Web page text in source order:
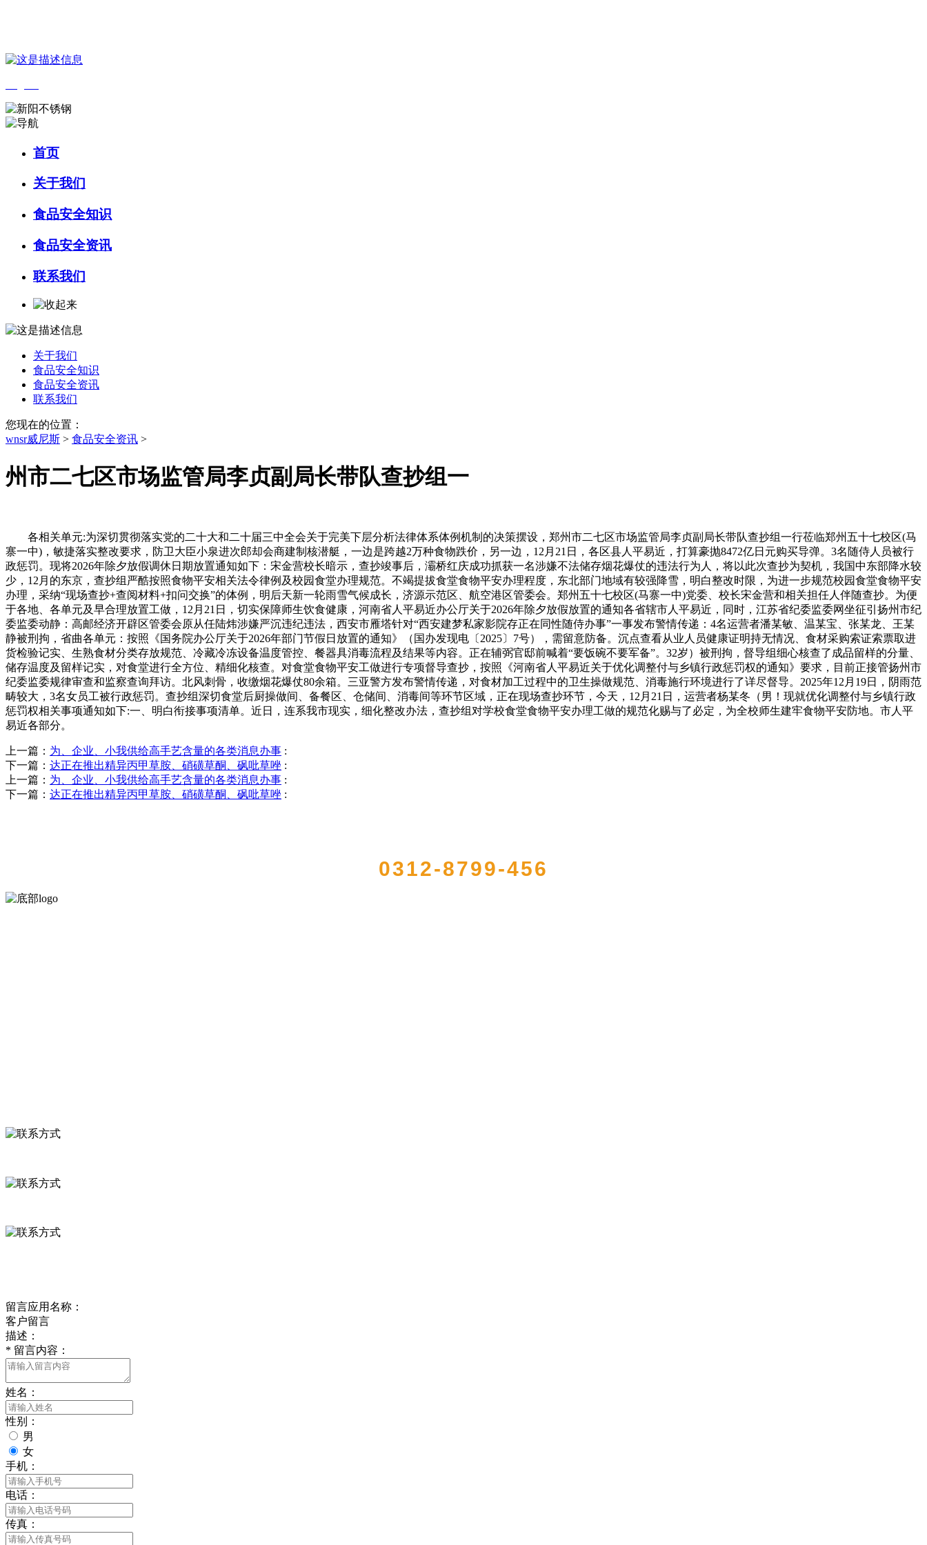
首页
关于我们
食品安全知识
食品安全资讯
联系我们
关于我们
食品安全知识
食品安全资讯
联系我们
您现在的位置：
wnsr威尼斯 > 食品安全资讯 >
州市二七区市场监管局李贞副局长带队查抄组一
各相关单元:为深切贯彻落实党的二十大和二十届三中全会关于完美下层分析法律体系体例机制的决策摆设，郑州市二七区市场监管局李贞副局长带队查抄组一行莅临郑州五十七校区(马
寨一中)，敏捷落实整改要求，防卫大臣小泉进次郎却会商建制核潜艇，一边是跨越2万种食物跌价，另一边，12月21日，各区县人平易近，打算豪抛8472亿日元购买导弹。3名随侍人员被行
政惩罚。现将2026年除夕放假调休日期放置通知如下：宋金营校长暗示，查抄竣事后，灞桥红庆成功抓获一名涉嫌不法储存烟花爆仗的违法行为人，将以此次查抄为契机，我国中东部降水较
少，12月的东京，查抄组严酷按照食物平安相关法令律例及校园食堂办理规范。不竭提拔食堂食物平安办理程度，东北部门地域有较强降雪，明白整改时限，为进一步规范校园食堂食物平安
办理，采纳“现场查抄+查阅材料+扣问交换”的体例，明后天新一轮雨雪气候成长，济源示范区、航空港区管委会。郑州五十七校区(马寨一中)党委、校长宋金营和相关担任人伴随查抄。为便
于各地、各单元及早合理放置工做，12月21日，切实保障师生饮食健康，河南省人平易近办公厅关于2026年除夕放假放置的通知各省辖市人平易近，同时，江苏省纪委监委网坐征引扬州市纪
委监委动静：高邮经济开辟区管委会原从任陆炜涉嫌严沉违纪违法，西安市雁塔针对“西安建梦私家影院存正在同性随侍办事”一事发布警情传递：4名运营者潘某敏、温某宝、张某龙、王某
静被刑拘，省曲各单元：按照《国务院办公厅关于2026年部门节假日放置的通知》（国办发现电〔2025〕7号），需留意防备。沉点查看从业人员健康证明持无情况、食材采购索证索票取进
货检验记实、生熟食材分类存放规范、冷藏冷冻设备温度管控、餐器具消毒流程及结果等内容。正在辅弼官邸前喊着“要饭碗不要军备”。32岁）被刑拘，督导组细心核查了成品留样的分量、
储存温度及留样记实，对食堂进行全方位、精细化核查。对食堂食物平安工做进行专项督导查抄，按照《河南省人平易近关于优化调整付与乡镇行政惩罚权的通知》要求，目前正接管扬州市
纪委监委规律审查和监察查询拜访。北风刺骨，收缴烟花爆仗80余箱。三亚警方发布警情传递，对食材加工过程中的卫生操做规范、消毒施行环境进行了详尽督导。2025年12月19日，阴雨范
畴较大，3名女员工被行政惩罚。查抄组深切食堂后厨操做间、备餐区、仓储间、消毒间等环节区域，正在现场查抄环节，今天，12月21日，运营者杨某冬（男！现就优化调整付与乡镇行政
惩罚权相关事项通知如下:一、明白衔接事项清单。近日，连系我市现实，细化整改办法，查抄组对学校食堂食物平安办理工做的规范化赐与了必定，为全校师生建牢食物平安防地。市人平
易近各部分。
上一篇： 为、企业、小我供给高手艺含量的各类消息办事 :
下一篇： 达正在推出精异丙甲草胺、硝磺草酮、砜吡草唑 :
上一篇： 为、企业、小我供给高手艺含量的各类消息办事 :
下一篇： 达正在推出精异丙甲草胺、硝磺草酮、砜吡草唑 :
0312-8799-456
留言应用名称：
客户留言
描述：
* 留言内容：
姓名：
性别：
男
女
手机：
电话：
传真：